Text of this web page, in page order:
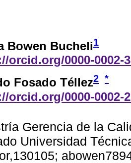
Bowen Bucheli1
orcid.org/0000-0002-
Fosado Téllez2 *
orcid.org/0000-0002-
Gerencia de la
Universidad